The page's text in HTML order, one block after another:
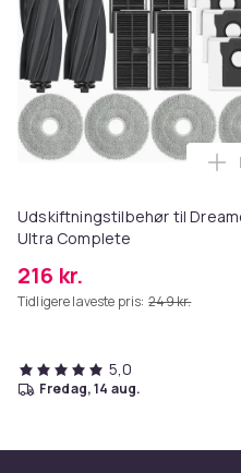
Udskiftningstilbehør til
Ultra Complete
216 kr.
Tidligere laveste pris: 249 kr.
5,0
fredag, 14 aug.